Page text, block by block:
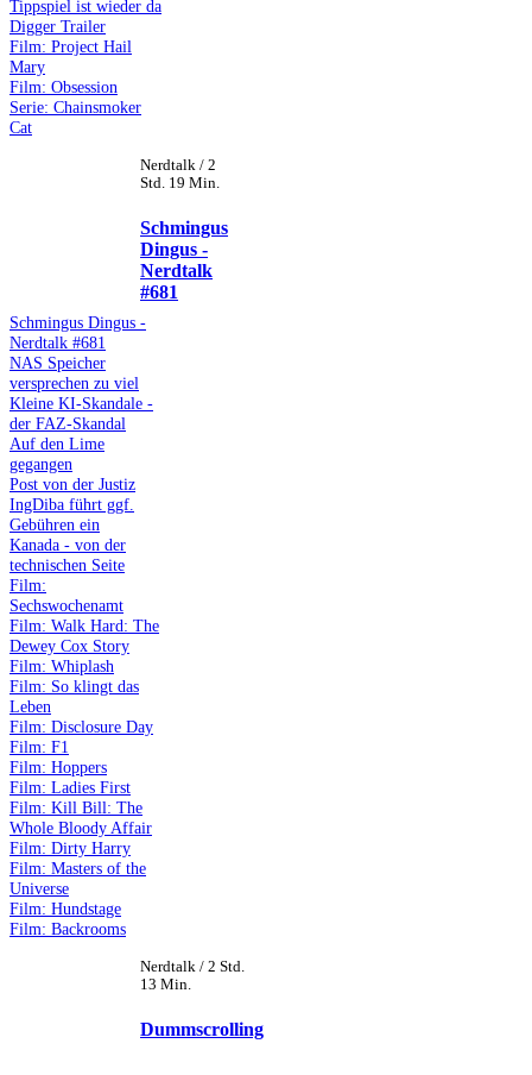
Tippspiel ist wieder da
Digger Trailer
Film: Project Hail
Mary
Film: Obsession
Serie: Chainsmoker
Cat
Nerdtalk / 2
Std. 19 Min.
Schmingus
Dingus -
Nerdtalk
#681
Schmingus Dingus -
Nerdtalk #681
NAS Speicher
versprechen zu viel
Kleine KI-Skandale -
der FAZ-Skandal
Auf den Lime
gegangen
Post von der Justiz
IngDiba führt ggf.
Gebühren ein
Kanada - von der
technischen Seite
Film:
Sechswochenamt
Film: Walk Hard: The
Dewey Cox Story
Film: Whiplash
Film: So klingt das
Leben
Film: Disclosure Day
Film: F1
Film: Hoppers
Film: Ladies First
Film: Kill Bill: The
Whole Bloody Affair
Film: Dirty Harry
Film: Masters of the
Universe
Film: Hundstage
Film: Backrooms
Nerdtalk / 2 Std.
13 Min.
Dummscrolling